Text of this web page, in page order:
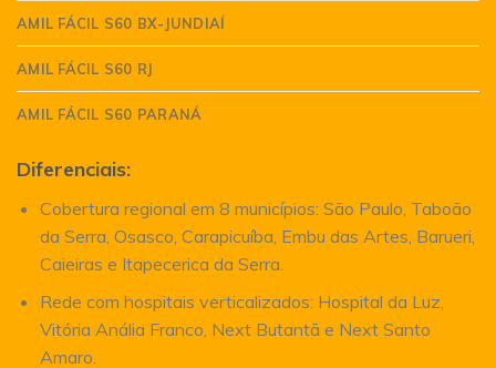
AMIL FÁCIL S60 BX-JUNDIAÍ
AMIL FÁCIL S60 RJ
AMIL FÁCIL S60 PARANÁ
Diferenciais:
Cobertura regional em 8 municípios: São Paulo, Taboão
da Serra, Osasco, Carapicuíba, Embu das Artes, Barueri,
Caieiras e Itapecerica da Serra.
Rede com hospitais verticalizados: Hospital da Luz,
Vitória Anália Franco, Next Butantã e Next Santo
Amaro.